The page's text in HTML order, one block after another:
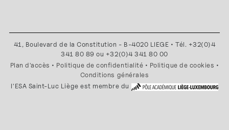
41, Boulevard de la Constitution - B-4020 LIEGE • Tél. +32(0)4
341 80 89 ou +32(0)4 341 80 00
Plan d'accès • Politique de confidentialité • Politique de cookies •
Conditions générales
l'ESA Saint-Luc Liège est membre du